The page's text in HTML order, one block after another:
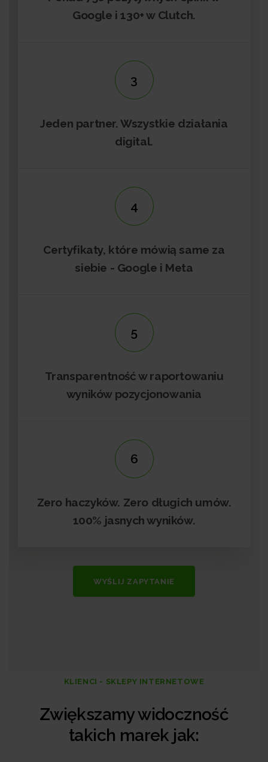
Google i 130+ w Clutch.
3
Jeden partner. Wszystkie działania
digital.
4
Certyfikaty, które mówią same za
siebie - Google i Meta
5
Transparentność w raportowaniu
wyników pozycjonowania
6
Zero haczyków. Zero długich umów.
100% jasnych wyników.
WYŚLIJ ZAPYTANIE
KLIENCI - SKLEPY INTERNETOWE
Zwiększamy widoczność
takich marek jak: